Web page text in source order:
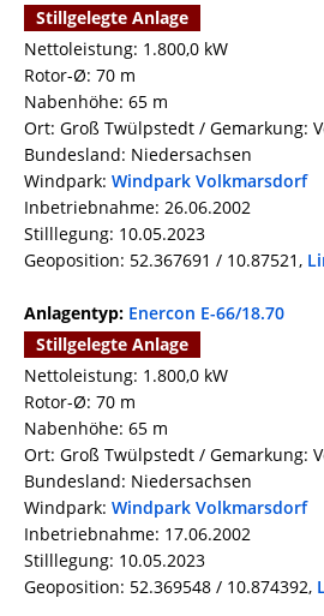
Stillgelegte Anlage
Nettoleistung: 1.800,0 kW
Rotor-Ø: 70 m
Nabenhöhe: 65 m
Ort: Groß Twülpstedt / Gemarkung:
Bundesland: Niedersachsen
Windpark: Windpark Volkmarsdorf
Inbetriebnahme: 26.06.2002
Stilllegung: 10.05.2023
Geoposition: 52.367691 / 10.87521,
Anlagentyp: Enercon E-66/18.70
Stillgelegte Anlage
Nettoleistung: 1.800,0 kW
Rotor-Ø: 70 m
Nabenhöhe: 65 m
Ort: Groß Twülpstedt / Gemarkung:
Bundesland: Niedersachsen
Windpark: Windpark Volkmarsdorf
Inbetriebnahme: 17.06.2002
Stilllegung: 10.05.2023
Geoposition: 52.369548 / 10.874392,